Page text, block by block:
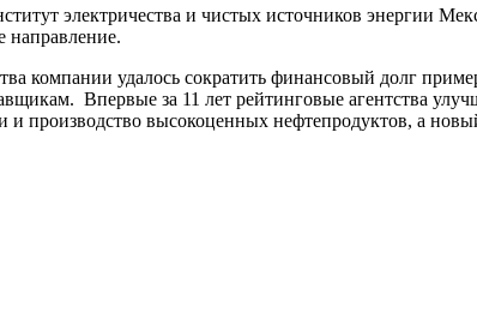
электричества и чистых источников энергии
направление.
компании удалось сократить финансовый долг
Впервые за 11 лет рейтинговые агентства
и производство высокоценных нефтепродуктов, а